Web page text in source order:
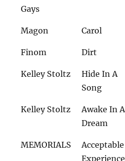
Gays
Magon Carol
Finom Dirt
Kelley Stoltz
Hide In A
Song
Kelley Stoltz
Awake In A
Dream
MEMORIALS
Acceptable
Experience